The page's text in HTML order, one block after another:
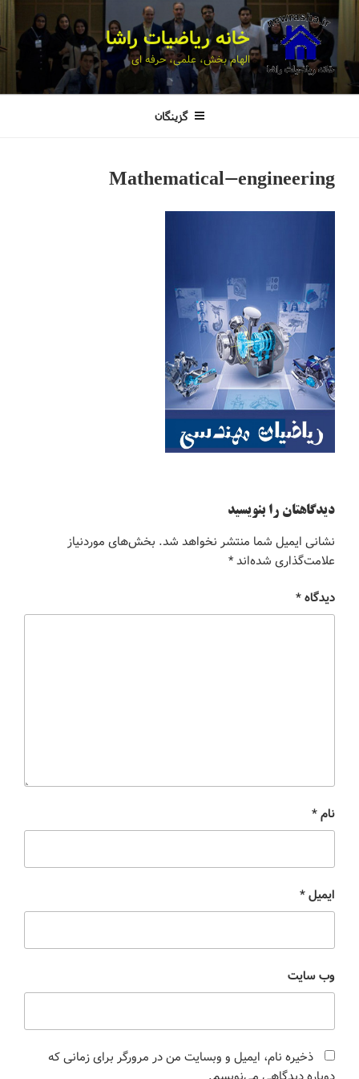
خانه ریاضیات راشا
الهام بخش، علمی، حرفه ای
گزینگان
Mathematical-engineering
دیدگاهتان را بنویسید
نشانی ایمیل شما منتشر نخواهد شد. بخش‌های موردنیاز
علامت‌گذاری شده‌اند*
دیدگاه*
نام*
ایمیل*
وب‌ سایت
ذخیره نام، ایمیل و وبسایت من در مرورگر برای زمانی که